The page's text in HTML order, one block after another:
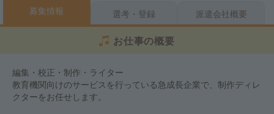
募集情報 選考・登録 派遣会社概要
お仕事の概要
編集・校正・制作・ライター
教育機関向けのサービスを行っている急成長企業で、制作ディレ
クターをお任せします。